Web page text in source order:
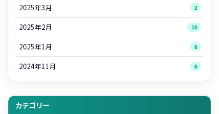
2025年3月 2
2025年2月 10
2025年1月 6
2024年11月 6
カテゴリー